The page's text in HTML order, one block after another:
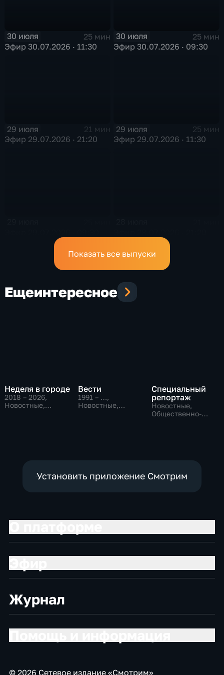
30 июля
25 мин
Эфир 30.07.2026 · 11:30
30 июля
25 мин
Эфир 30.07.2026 · 09:30
29 июля
21 мин
Эфир 29.07.2026 · 21:20
29 июля
25 мин
Эфир 29.07.2026 · 11:30
Показать все выпуски
Ещеинтересное
Неделя в городе
2018 – 2026,
Новостные,
Вести
1991 – …,
Новостные,
Специальный
репортаж
Новостные,
Общественно-
Установить приложение Смотрим
Журнал
© 2026 Сетевое издание «Смотрим»